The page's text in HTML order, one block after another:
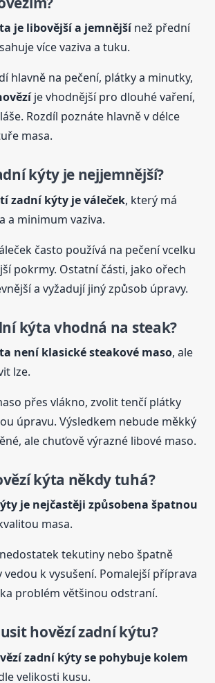
je libovější a jemnějšínež přední
více vaziva a tuku.
hlavně na pečení, plátky a minutky,
je vhodnější pro dlouhé vaření,
Rozdíl poznáte hlavně v délce
masa.
kýty je nejjemnější?
zadní kýty je váleček, který má
a minimum vaziva.
často používá na pečení vcelku
pokrmy. Ostatní části, jako ořech
a vyžadují jiný způsob úpravy.
kýta vhodná na steak?
není klasické steakové maso, ale
lze.
přes vlákno, zvolit tenčí plátky
úpravu. Výsledkem nebude měkký
ale chuťově výrazné libové maso.
kýta někdy tuhá?
je nejčastěji způsobena špatnou
masa.
tekutiny nebo špatně
vedou k vysušení. Pomalejší příprava
problém většinou odstraní.
hovězízadní kýtu?
zadní kýty se pohybuje kolem
velikosti kusu.